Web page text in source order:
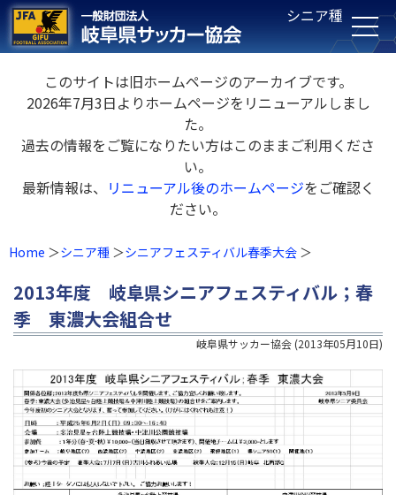
シニア種
このサイトは旧ホームページのアーカイブです。
2026年7月3日よりホームページをリニューアルしまし
た。
過去の情報をご覧になりたい方はこのままご利用くださ
い。
最新情報は、 リニューアル後のホームページをご確認く
ださい。
Home シニア種 シニアフェスティバル春季大会
2013年度 岐阜県シニアフェスティバル；春
季 東濃大会組合せ
岐阜県サッカー協会 (2013年05月10日)